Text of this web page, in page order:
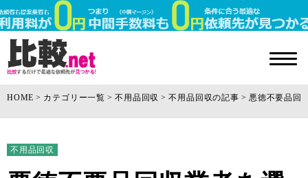
HOME カテゴリー一覧 不用品回収 不用品回収の記事 悪徳不要品回
不用品回収